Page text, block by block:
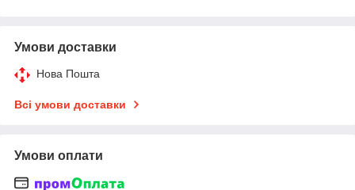
Умови доставки
Нова Пошта
Всі умови доставки
Умови оплати